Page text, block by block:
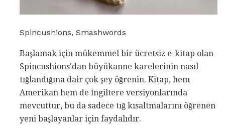
Spincushions, Smashwords
Başlamak için mükemmel bir ücretsiz e-kitap olan
Spincushions'dan büyükanne karelerinin nasıl
tığlandığına dair çok şey öğrenin. Kitap, hem
Amerikan hem de İngiltere versiyonlarında
mevcuttur, bu da sadece tığ kısaltmalarını öğrenen
yeni başlayanlar için faydalıdır.